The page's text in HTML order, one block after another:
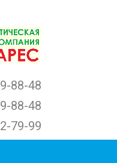
88-48
88-48
79-99